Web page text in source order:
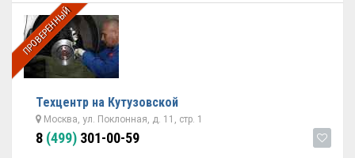
ПРОВЕРЕННЫЙ
Техцентр на Кутузовской
Москва, ул. Поклонная, д. 11, стр. 1
8 (499) 301-00-59